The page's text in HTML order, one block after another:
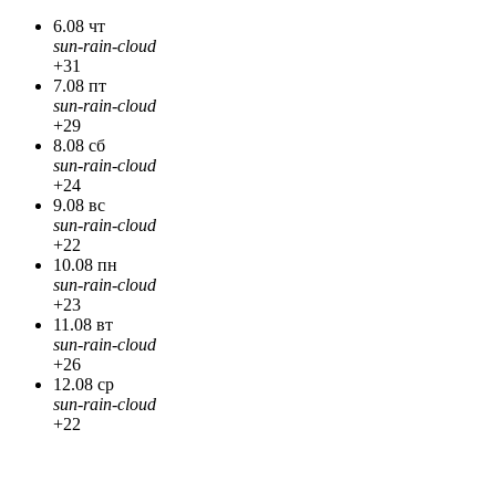
6.08 чт
sun-rain-cloud
+31
7.08 пт
sun-rain-cloud
+29
8.08 сб
sun-rain-cloud
+24
9.08 вс
sun-rain-cloud
+22
10.08 пн
sun-rain-cloud
+23
11.08 вт
sun-rain-cloud
+26
12.08 ср
sun-rain-cloud
+22